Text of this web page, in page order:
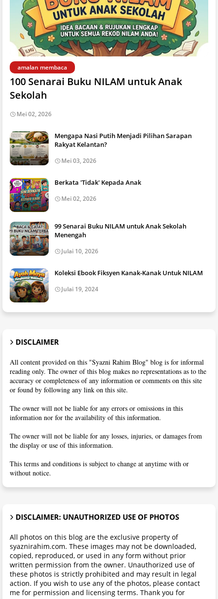
amalan membaca
100 Senarai Buku NILAM untuk Anak
Sekolah
Mei 02, 2026
Mengapa Nasi Putih Menjadi Pilihan Sarapan
Rakyat Kelantan?
Mei 03, 2026
Berkata 'Tidak' Kepada Anak
Mei 02, 2026
99 Senarai Buku NILAM untuk Anak Sekolah
Menengah
Julai 10, 2026
Koleksi Ebook Fiksyen Kanak-Kanak Untuk NILAM
Julai 19, 2024
DISCLAIMER
All content provided on this "Syazni Rahim Blog" blog is for informal
reading only. The owner of this blog makes no representations as to the
accuracy or completeness of any information or comments on this site
or found by following any link on this site.
The owner will not be liable for any errors or omissions in this
information nor for the availability of this information.
The owner will not be liable for any losses, injuries, or damages from
the display or use of this information.
This terms and conditions is subject to change at anytime with or
without notice.
DISCLAIMER: UNAUTHORIZED USE OF PHOTOS
All photos on this blog are the exclusive property of
syaznirahim.com. These images may not be downloaded,
copied, reproduced, or used in any form without prior
written permission from the owner. Unauthorized use of
these photos is strictly prohibited and may result in legal
action. If you wish to use any of the photos, please contact
me for permission and licensing terms. Thank you for